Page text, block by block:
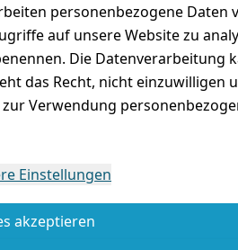
personenbezogene Daten
auf unsere Website zu
Die
das Recht, nicht einzuwilligen
Verwendung
Einstellungen
akzeptieren
Folgt uns gern auf